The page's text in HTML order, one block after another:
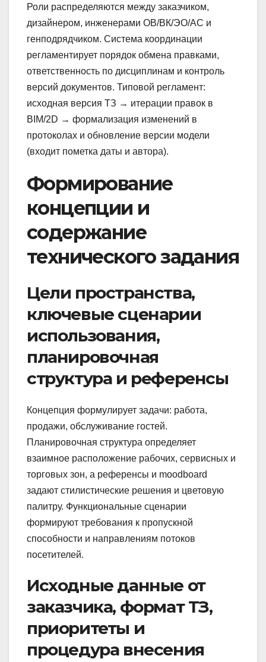
Роли распределяются между заказчиком,
дизайнером, инженерами ОВ/ВК/ЭО/АС и
генподрядчиком. Система координации
регламентирует порядок обмена правками,
ответственность по дисциплинам и контроль
версий документов. Типовой регламент:
исходная версия ТЗ → итерации правок в
BIM/2D → формализация изменений в
протоколах и обновление версии модели
(входит пометка даты и автора).
Формирование
концепции и
содержание
технического задания
Цели пространства,
ключевые сценарии
использования,
планировочная
структура и референсы
Концепция формулирует задачи: работа,
продажи, обслуживание гостей.
Планировочная структура определяет
взаимное расположение рабочих, сервисных и
торговых зон, а референсы и moodboard
задают стилистические решения и цветовую
палитру. Функциональные сценарии
формируют требования к пропускной
способности и направлениям потоков
посетителей.
Исходные данные от
заказчика, формат ТЗ,
приоритеты и
процедура внесения